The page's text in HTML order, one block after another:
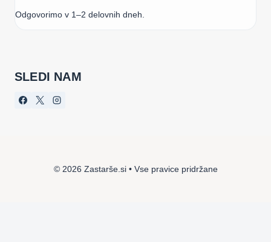
Odgovorimo v 1–2 delovnih dneh.
SLEDI NAM
© 2026 Zastarše.si • Vse pravice pridržane